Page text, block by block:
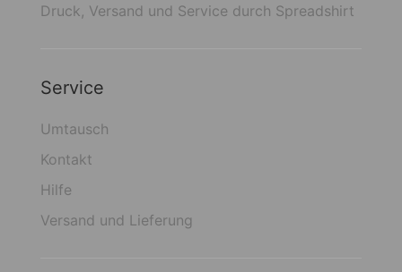
Druck, Versand und Service durch Spreadshirt
Service
Umtausch
Kontakt
Hilfe
Versand und Lieferung